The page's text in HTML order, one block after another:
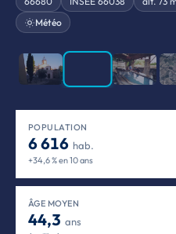
Météo
POPULATION
6 616 hab.
+34,6 % en 10 ans
ÂGE MOYEN
44,3 ans